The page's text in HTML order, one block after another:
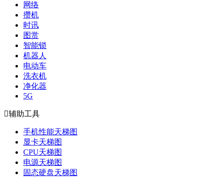
网络
攒机
时讯
图赏
智能锁
机器人
电动车
洗衣机
净化器
5G
辅助工具
手机性能天梯图
显卡天梯图
CPU天梯图
电源天梯图
固态硬盘天梯图